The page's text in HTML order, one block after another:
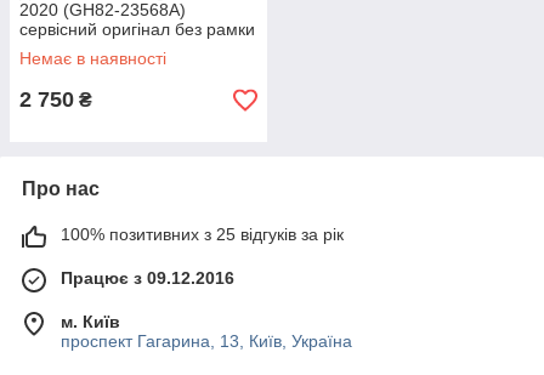
2020 (GH82-23568A)
сервісний оригінал без рамки
(переклеєне скло)
Немає в наявності
2 750 ₴
Про нас
100% позитивних з 25 відгуків за рік
Працює з 09.12.2016
м. Київ
проспект Гагарина, 13, Київ, Україна